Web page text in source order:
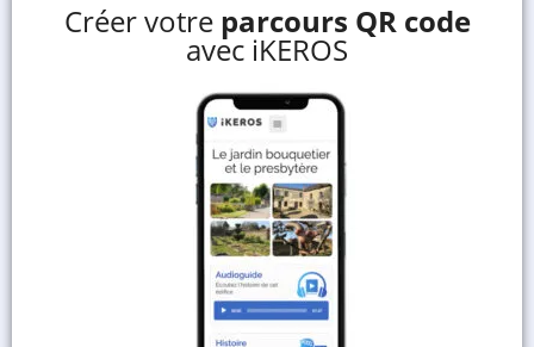
Créer votre parcours QR code
avec iKEROS